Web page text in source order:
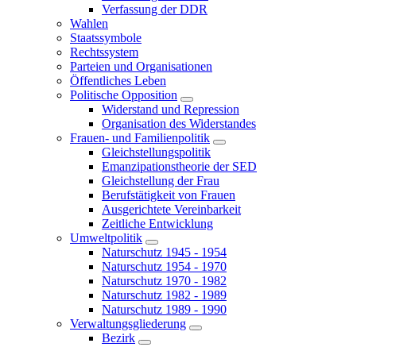
Verfassung der DDR
Wahlen
Staatssymbole
Rechtssystem
Parteien und Organisationen
Öffentliches Leben
Politische Opposition
Widerstand und Repression
Organisation des Widerstandes
Frauen- und Familienpolitik
Gleichstellungspolitik
Emanzipationstheorie der SED
Gleichstellung der Frau
Berufstätigkeit von Frauen
Ausgerichtete Vereinbarkeit
Zeitliche Entwicklung
Umweltpolitik
Naturschutz 1945 - 1954
Naturschutz 1954 - 1970
Naturschutz 1970 - 1982
Naturschutz 1982 - 1989
Naturschutz 1989 - 1990
Verwaltungsgliederung
Bezirk